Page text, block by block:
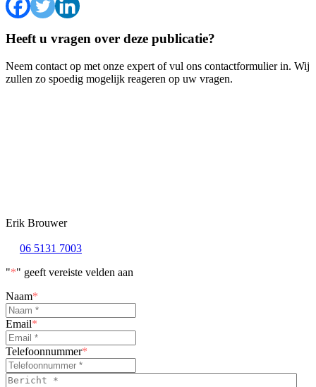
Heeft u vragen over deze publicatie?
Neem contact op met onze expert of vul ons contactformulier in. Wij
zullen zo spoedig mogelijk reageren op uw vragen.
Erik Brouwer
06 5131 7003
"*" geeft vereiste velden aan
Naam*
Email*
Telefoonnummer*
Bericht